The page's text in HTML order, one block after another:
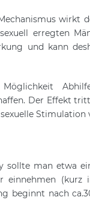
wirkt
erregten
und kann
Der Effekt
Stimulation
sollte man etwa
einnehmen (kurz
beginnt nach